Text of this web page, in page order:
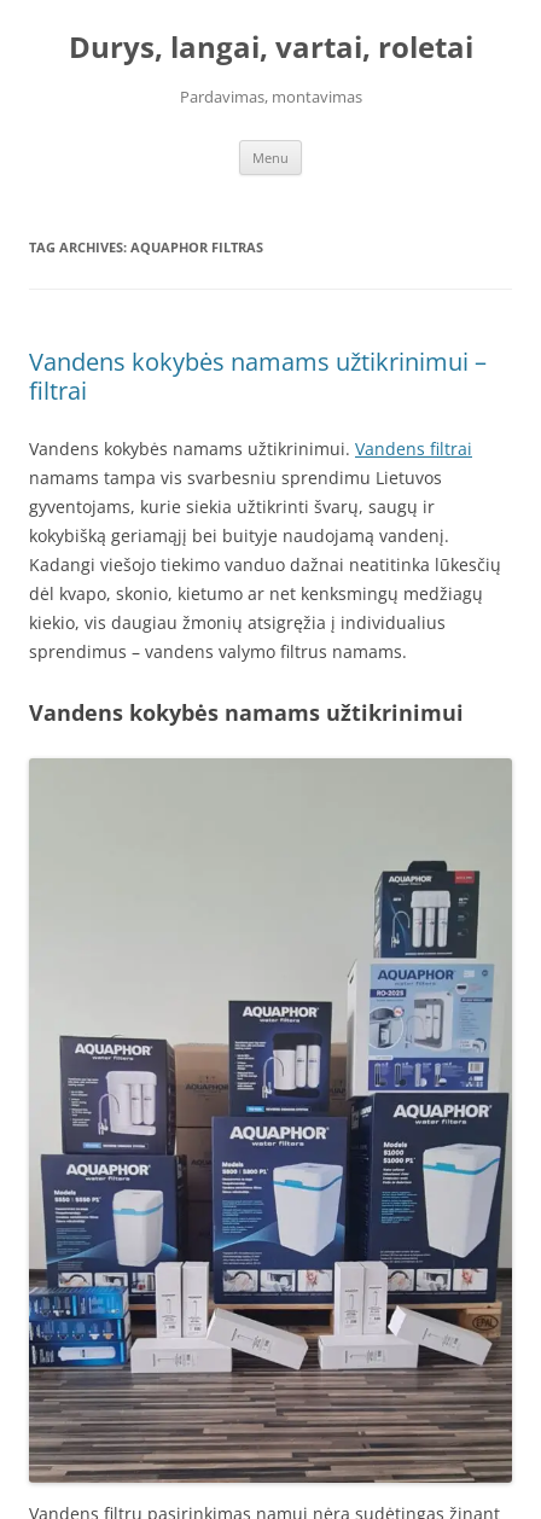
contentDurys, langai, vartai, roletai
Pardavimas, montavimas
Menu
TAG ARCHIVES: AQUAPHOR FILTRAS
Vandens kokybės namams užtikrinimui –
filtrai
Vandens kokybės namams užtikrinimui. Vandens filtrai
namams tampa vis svarbesniu sprendimu Lietuvos
gyventojams, kurie siekia užtikrinti švarų, saugų ir
kokybišką geriamąjį bei buityje naudojamą vandenį.
Kadangi viešojo tiekimo vanduo dažnai neatitinka lūkesčių
dėl kvapo, skonio, kietumo ar net kenksmingų medžiagų
kiekio, vis daugiau žmonių atsigręžia į individualius
sprendimus – vandens valymo filtrus namams.
Vandens kokybės namams užtikrinimui
Vandens filtrų pasirinkimas namui nėra sudėtingas žinant